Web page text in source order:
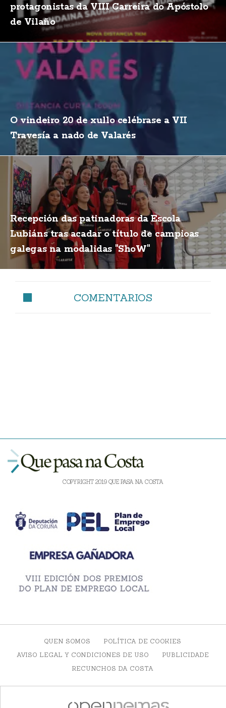
protagonistas da VIII Carreira do Apóstolo
de Vilaño
O vindeiro 20 de xullo celébrase a VII
Travesía a nado de Valarés
Recepción das patinadoras da Escola
Lubiáns tras acadar o título de campioas
galegas na modalidas "ShoW"
COMENTARIOS
COPYRIGHT 2019 QUE PASA NA COSTA
QUEN SOMOS
POLÍTICA DE COOKIES
AVISO LEGAL Y CONDICIONES DE USO
PUBLICIDADE
RECUNCHOS DA COSTA